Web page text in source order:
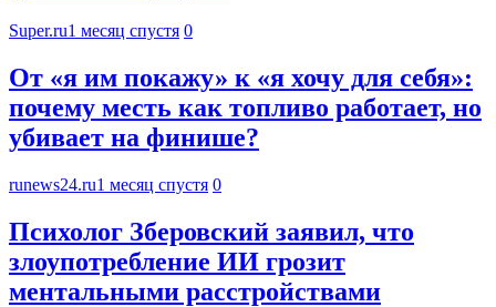
Super.ru1 месяц спустя 0
От «я им покажу» к «я хочу для себя»:
почему месть как топливо работает, но
убивает на финише?
runews24.ru1 месяц спустя 0
Психолог Зберовский заявил, что
злоупотребление ИИ грозит
ментальными расстройствами